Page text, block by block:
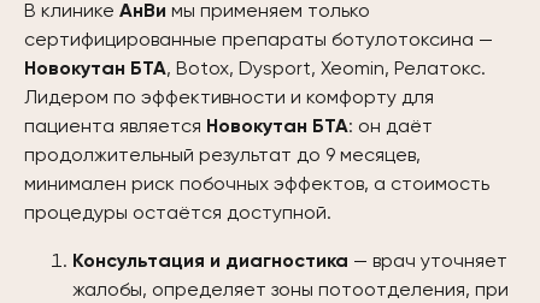
В клинике АнВи мы применяем только
сертифицированные препараты ботулотоксина —
Новокутан БТА, Botox, Dysport, Xeomin, Релатокс.
Лидером по эффективности и комфорту для
пациента является Новокутан БТА: он даёт
продолжительный результат до 9 месяцев,
минимален риск побочных эффектов, а стоимость
процедуры остаётся доступной.
Консультация и диагностика — врач уточняет
жалобы, определяет зоны потоотделения, при